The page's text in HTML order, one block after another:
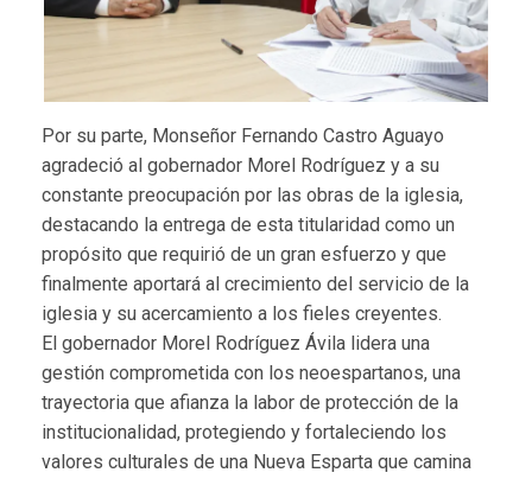
Por su parte, Monseñor Fernando Castro Aguayo
agradeció al gobernador Morel Rodríguez y a su
constante preocupación por las obras de la iglesia,
destacando la entrega de esta titularidad como un
propósito que requirió de un gran esfuerzo y que
finalmente aportará al crecimiento del servicio de la
iglesia y su acercamiento a los fieles creyentes.
El gobernador Morel Rodríguez Ávila lidera una
gestión comprometida con los neoespartanos, una
trayectoria que afianza la labor de protección de la
institucionalidad, protegiendo y fortaleciendo los
valores culturales de una Nueva Esparta que camina